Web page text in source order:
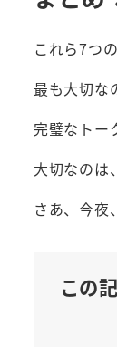
これら7つ
最も大切な
完璧なトー
大切なのは
さあ、今夜
この